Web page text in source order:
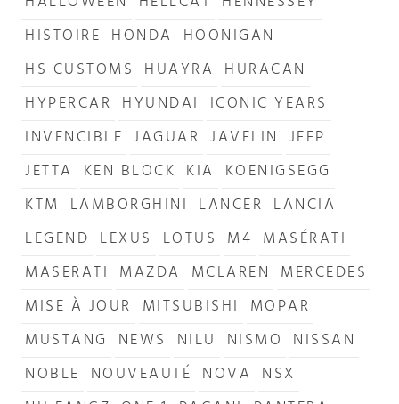
HISTOIRE HONDA HOONIGAN
HS CUSTOMS HUAYRA HURACAN
HYPERCAR HYUNDAI ICONIC YEARS
INVENCIBLE JAGUAR JAVELIN JEEP
JETTA KEN BLOCK KIA KOENIGSEGG
KTM LAMBORGHINI LANCER LANCIA
LEGEND LEXUS LOTUS M4 MASÉRATI
MASERATI MAZDA MCLAREN MERCEDES
MISE À JOUR MITSUBISHI MOPAR
MUSTANG NEWS NILU NISMO NISSAN
NOBLE NOUVEAUTÉ NOVA NSX